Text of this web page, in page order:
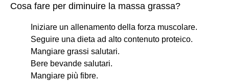
Cosa fare per diminuire la massa grassa?
Iniziare un allenamento della forza muscolare.
Seguire una dieta ad alto contenuto proteico.
Mangiare grassi salutari.
Bere bevande salutari.
Mangiare più fibre.